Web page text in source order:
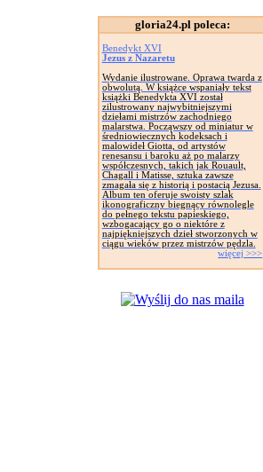
gloria24.pl poleca:
Benedykt XVI
Jezus z Nazaretu
Wydanie ilustrowane. Oprawa twarda z
obwolutą. W książce wspaniały tekst
książki Benedykta XVI został
zilustrowany najwybitniejszymi
dziełami mistrzów zachodniego
malarstwa. Począwszy od miniatur w
średniowiecznych kodeksach i
malowideł Giotta, od artystów
renesansu i baroku aż po malarzy
współczesnych, takich jak Rouault,
Chagall i Matisse, sztuka zawsze
zmagała się z historią i postacią Jezusa.
Album ten oferuje swoisty szlak
ikonograficzny biegnący równolegle
do pełnego tekstu papieskiego,
wzbogacający go o niektóre z
najpiękniejszych dzieł stworzonych w
ciągu wieków przez mistrzów pędzla.
więcej >>>